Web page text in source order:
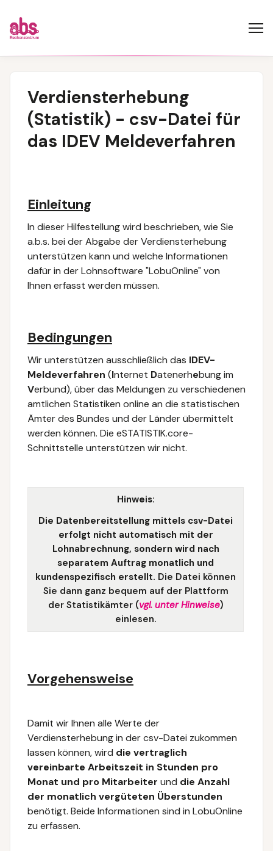
Verdiensterhebung
(Statistik) - csv-Datei für
das IDEV Meldeverfahren
Einleitung
In dieser Hilfestellung wird beschrieben, wie Sie
a.b.s. bei der Abgabe der Verdiensterhebung
unterstützen kann und welche Informationen
dafür in der Lohnsoftware "LobuOnline" von
Ihnen erfasst werden müssen.
Bedingungen
Wir unterstützen ausschließlich das IDEV-
Meldeverfahren (Internet Datenerhebung im
Verbund), über das Meldungen zu verschiedenen
amtlichen Statistiken online an die statistischen
Ämter des Bundes und der Länder übermittelt
werden können. Die eSTATISTIK.core-
Schnittstelle unterstützen wir nicht.
Hinweis:
Die Datenbereitstellung mittels csv-Datei
erfolgt nicht automatisch mit der
Lohnabrechnung, sondern wird nach
separatem Auftrag monatlich und
kundenspezifisch erstellt. Die Datei können
Sie dann ganz bequem auf der Plattform
der Statistikämter (vgl. unter Hinweise)
einlesen.
Vorgehensweise
Damit wir Ihnen alle Werte der
Verdiensterhebung in der csv-Datei zukommen
lassen können, wird die vertraglich
vereinbarte Arbeitszeit in Stunden pro
Monat und pro Mitarbeiter und die Anzahl
der monatlich vergüteten Überstunden
benötigt. Beide Informationen sind in LobuOnline
zu erfassen.